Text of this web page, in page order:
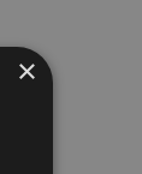
×